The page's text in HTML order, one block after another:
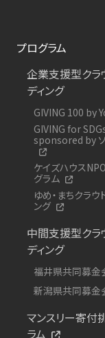
プログラム
企業支援型クラ
ディング
GIVING 100 by
GIVING for
sponsored by
ケイズハウス
グラム
ゆめ・まちクラウ
ング
中間支援型クラ
ディング
福井県共同募金
新潟県共同募金
マンスリー寄付
ラム